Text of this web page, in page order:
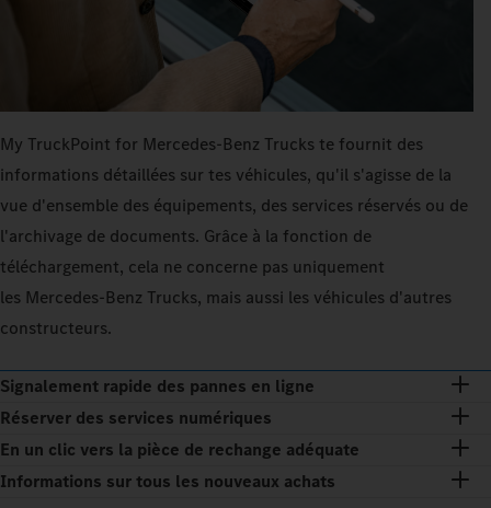
My TruckPoint for Mercedes-Benz Trucks te fournit des
informations détaillées sur tes véhicules, qu'il s'agisse de la
vue d'ensemble des équipements, des services réservés ou de
l'archivage de documents. Grâce à la fonction de
téléchargement, cela ne concerne pas uniquement
les Mercedes‑Benz Trucks, mais aussi les véhicules d'autres
constructeurs.
Signalement rapide des pannes en ligne
Réserver des services numériques
En un clic vers la pièce de rechange adéquate
Informations sur tous les nouveaux achats